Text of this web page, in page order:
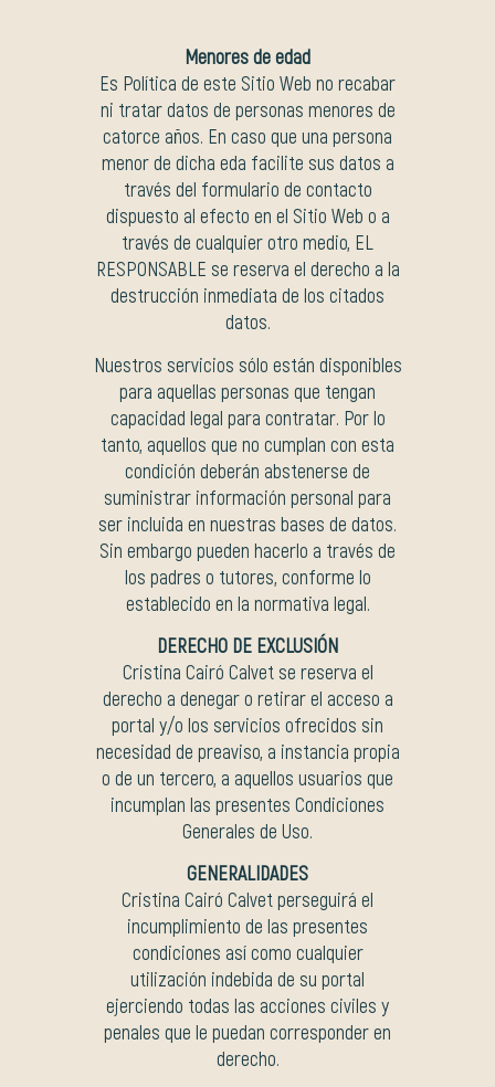
Menores de edad
Es Política de este Sitio Web no recabar
ni tratar datos de personas menores de
catorce años. En caso que una persona
menor de dicha eda facilite sus datos a
través del formulario de contacto
dispuesto al efecto en el Sitio Web o a
través de cualquier otro medio, EL
RESPONSABLE se reserva el derecho a la
destrucción inmediata de los citados
datos.
Nuestros servicios sólo están disponibles
para aquellas personas que tengan
capacidad legal para contratar. Por lo
tanto, aquellos que no cumplan con esta
condición deberán abstenerse de
suministrar información personal para
ser incluida en nuestras bases de datos.
Sin embargo pueden hacerlo a través de
los padres o tutores, conforme lo
establecido en la normativa legal.
DERECHO DE EXCLUSIÓN
Cristina Cairó Calvet se reserva el
derecho a denegar o retirar el acceso a
portal y/o los servicios ofrecidos sin
necesidad de preaviso, a instancia propia
o de un tercero, a aquellos usuarios que
incumplan las presentes Condiciones
Generales de Uso.
GENERALIDADES
Cristina Cairó Calvet perseguirá el
incumplimiento de las presentes
condiciones así como cualquier
utilización indebida de su portal
ejerciendo todas las acciones civiles y
penales que le puedan corresponder en
derecho.